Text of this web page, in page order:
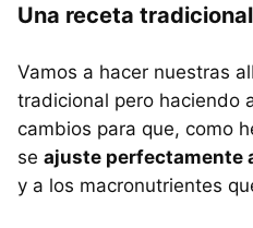
Una receta
Vamos a hacer nuestras
tradicional pero haciendo
cambios para que, como
se ajuste perfectamente
y a los macronutrientes